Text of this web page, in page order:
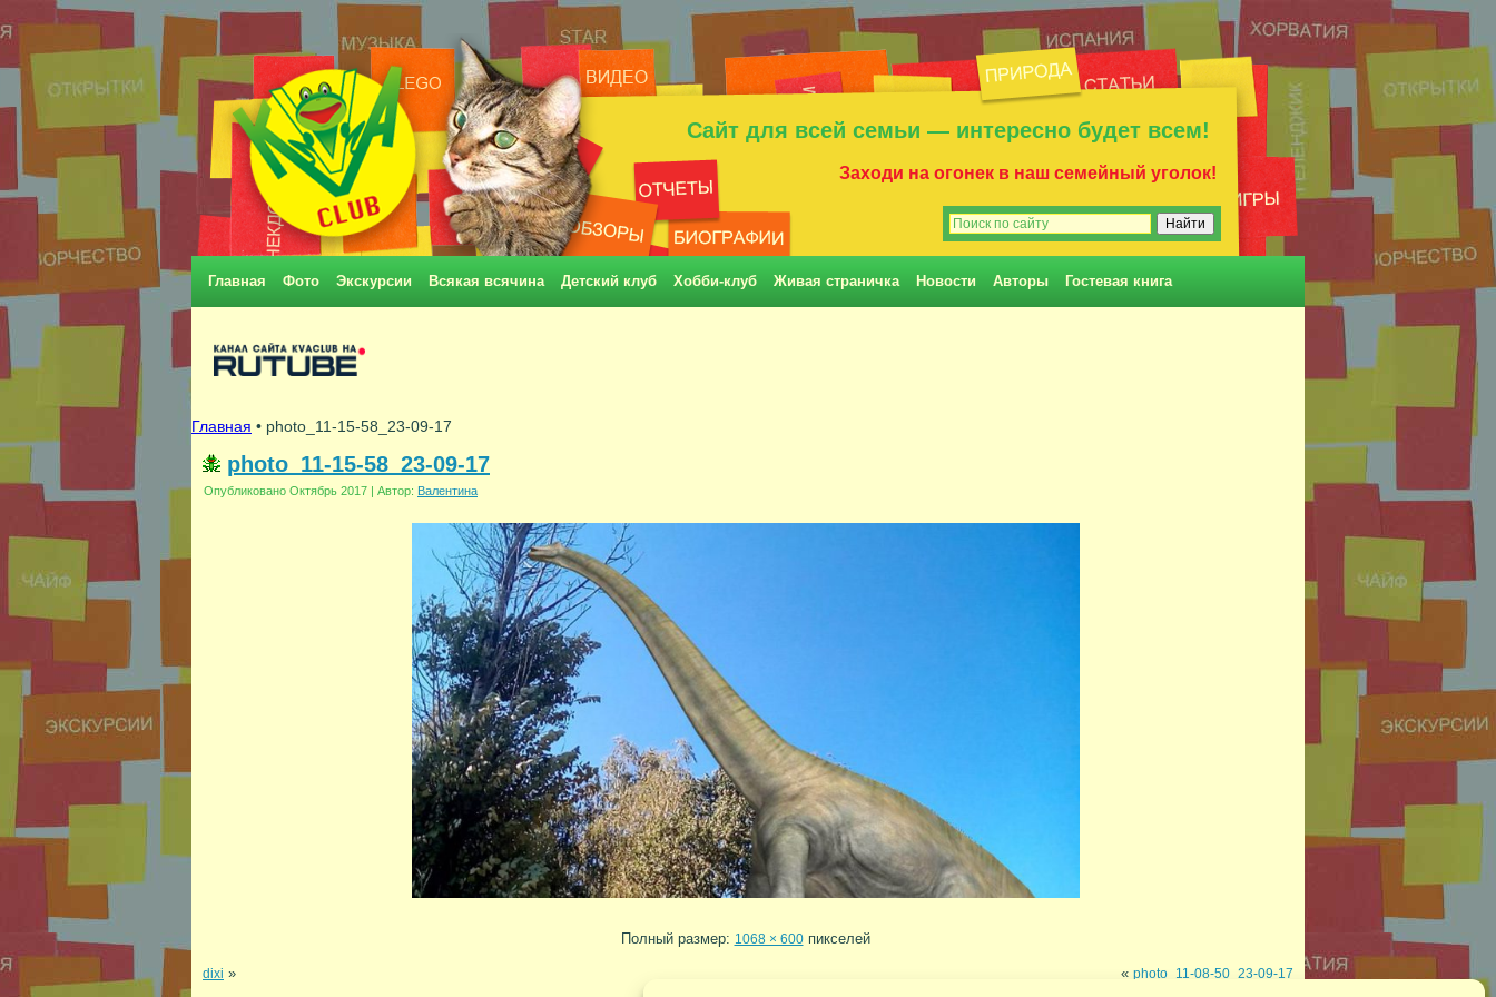
Сайт для всей семьи — интересно будет всем!
Заходи на огонек в наш семейный уголок!
Главная Фото Экскурсии Всякая всячина Детский клуб Хобби-клуб Живая страничка Новости Авторы Гостевая книга
Главная • photo_11-15-58_23-09-17
photo_11-15-58_23-09-17
Опубликовано Октябрь 2017 | Автор: Валентина
Полный размер: 1068 × 600пикселей
dixi » « photo_11-08-50_23-09-17